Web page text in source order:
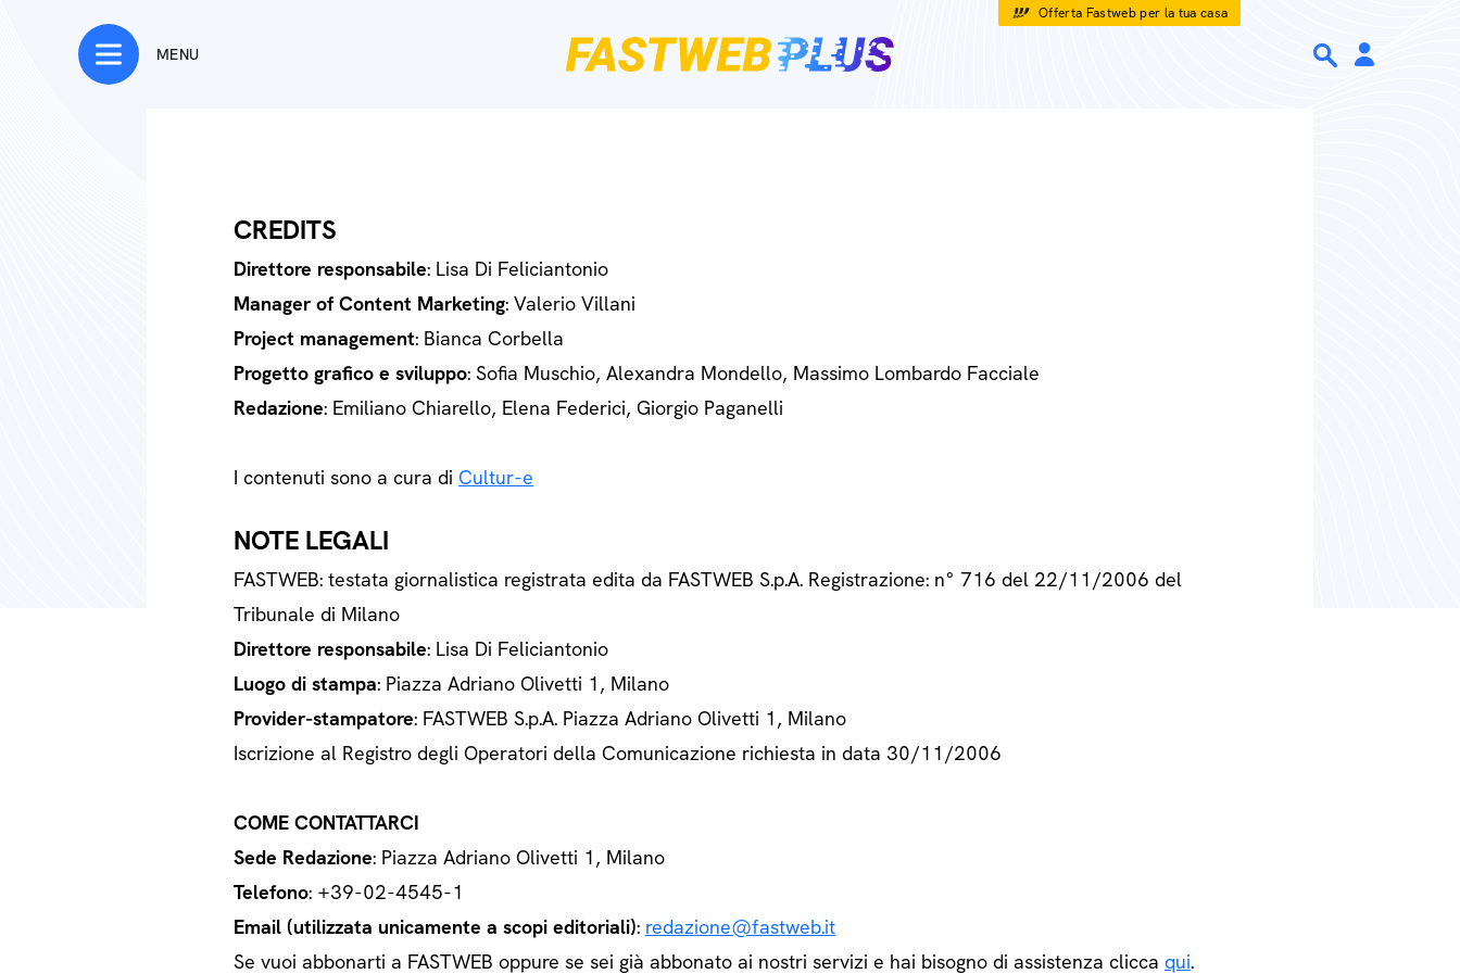
Offerta Fastweb per la tua casa
MENU
CREDITS
Direttore responsabile: Lisa Di Feliciantonio
Manager of Content Marketing: Valerio Villani
Project management: Bianca Corbella
Progetto grafico e sviluppo: Sofia Muschio, Alexandra Mondello, Massimo Lombardo Facciale
Redazione: Emiliano Chiarello, Elena Federici, Giorgio Paganelli
I contenuti sono a cura di Cultur-e
NOTE LEGALI
FASTWEB: testata giornalistica registrata edita da FASTWEB S.p.A. Registrazione: n° 716 del 22/11/2006 del
Tribunale di Milano
Direttore responsabile: Lisa Di Feliciantonio
Luogo di stampa: Piazza Adriano Olivetti 1, Milano
Provider-stampatore: FASTWEB S.p.A. Piazza Adriano Olivetti 1, Milano
Iscrizione al Registro degli Operatori della Comunicazione richiesta in data 30/11/2006
COME CONTATTARCI
Sede Redazione: Piazza Adriano Olivetti 1, Milano
Telefono: +39-02-4545-1
Email (utilizzata unicamente a scopi editoriali): redazione@fastweb.it
Se vuoi abbonarti a FASTWEB oppure se sei già abbonato ai nostri servizi e hai bisogno di assistenza clicca qui.